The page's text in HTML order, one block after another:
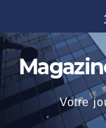
to
content
Votre